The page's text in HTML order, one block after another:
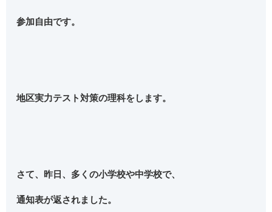
参加自由です。
地区実力テスト対策の理科をします。
さて、昨日、多くの小学校や中学校で、
通知表が返されました。